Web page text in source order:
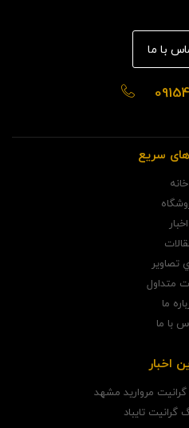
با ما
سریع
خانه
اخبار
تصاوير
متداول
ما
با ما
اخبار
گرانیت مروارید مشهد
تایباد